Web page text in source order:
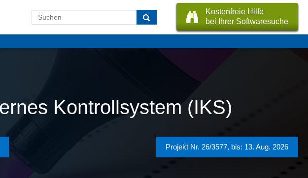
Kostenfreie Hilfe
bei Ihrer Softwaresuche
Kontrollsystem (IKS)
Projekt Nr. 26/3577, bis: 13. Aug. 2026